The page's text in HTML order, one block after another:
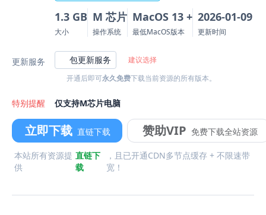
1.3 GB
大小
M 芯片
操作系统
MacOS 13 +
最低MacOS版本
2026-01-09
更新时间
更新服务 包更新服务
建议选择
开通后即可永久免费下载当前资源的所有版本。
特别提醒 仅支持M芯片电脑
立即下载 直链下载 赞助VIP 免费下载全站资源
本站所有资源提
供
直链下
载
，且已开通CDN多节点缓存 + 不限速带
宽！